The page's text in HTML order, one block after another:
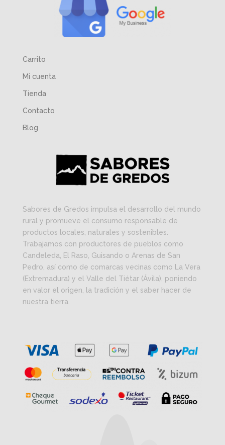
Carrito
Mi cuenta
Tienda
Contacto
Blog
Sabores de Gredos impulsa el desarrollo del mundo
rural y promueve el consumo responsable de
productos locales, naturales y sostenibles.
Trabajamos con productores de pueblos como
Candeleda, El Raso, Guisando o Arenas de San
Pedro, así como de comarcas vecinas como La Vera
(Extremadura) y el Valle del Tiétar (Ávila), poniendo
en valor el origen, la tradición y el saber hacer de
nuestra tierra.